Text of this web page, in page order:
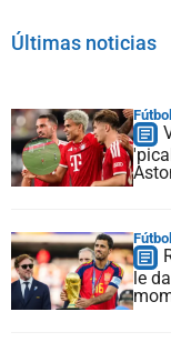
Últimas noticias
Fútbol
Fútbol
le